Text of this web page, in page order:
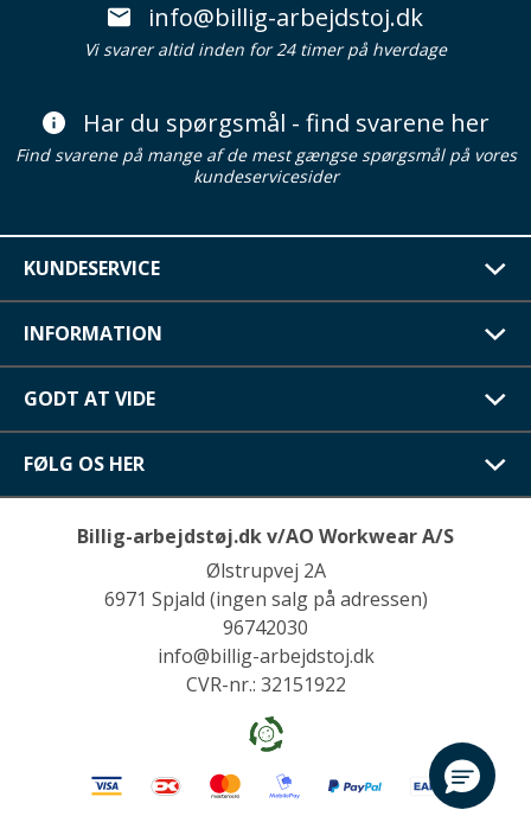
info@billig-arbejdstoj.dk
Vi svarer altid inden for 24 timer på hverdage
Har du spørgsmål - find svarene her
Find svarene på mange af de mest gængse spørgsmål på vores
kundeservicesider
KUNDESERVICE
INFORMATION
GODT AT VIDE
FØLG OS HER
Billig-arbejdstøj.dk v/AO Workwear A/S
Ølstrupvej 2A
6971 Spjald (ingen salg på adressen)
96742030
info@billig-arbejdstoj.dk
CVR-nr.: 32151922